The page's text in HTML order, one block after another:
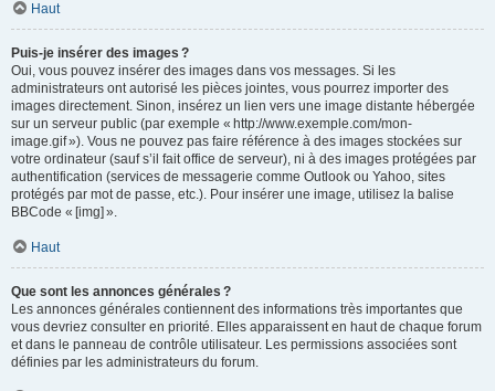
Haut
Puis-je insérer des images ?
Oui, vous pouvez insérer des images dans vos messages. Si les
administrateurs ont autorisé les pièces jointes, vous pourrez importer des
images directement. Sinon, insérez un lien vers une image distante hébergée
sur un serveur public (par exemple « http://www.exemple.com/mon-
image.gif »). Vous ne pouvez pas faire référence à des images stockées sur
votre ordinateur (sauf s’il fait office de serveur), ni à des images protégées par
authentification (services de messagerie comme Outlook ou Yahoo, sites
protégés par mot de passe, etc.). Pour insérer une image, utilisez la balise
BBCode « [img] ».
Haut
Que sont les annonces générales ?
Les annonces générales contiennent des informations très importantes que
vous devriez consulter en priorité. Elles apparaissent en haut de chaque forum
et dans le panneau de contrôle utilisateur. Les permissions associées sont
définies par les administrateurs du forum.